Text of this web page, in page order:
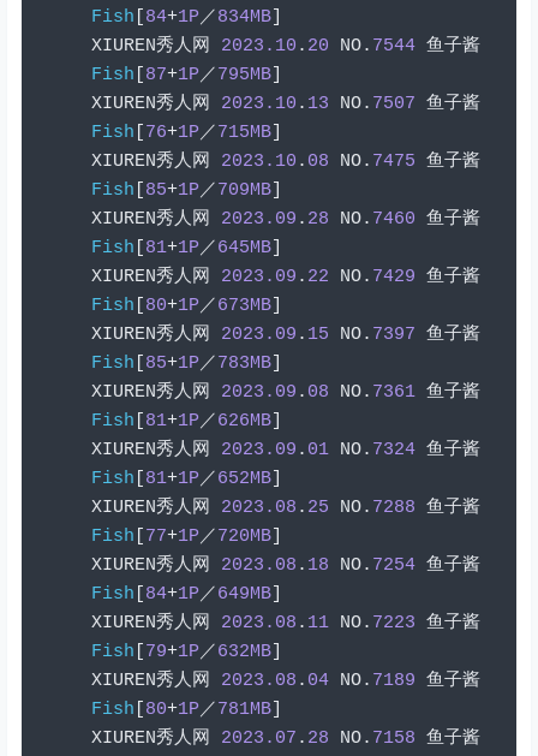
Fish
84+1P／834MB]
XIUREN秀人网 2023.10 . 20 NO. 7544 鱼子酱
Fish
87+1P／795MB]
XIUREN秀人网 2023.10 . 13 NO. 7507 鱼子酱
Fish
76+1P／715MB]
XIUREN秀人网 2023.10 . 08 NO. 7475 鱼子酱
Fish
85+1P／709MB]
XIUREN秀人网 2023.09 . 28 NO. 7460 鱼子酱
Fish
81+1P／645MB]
XIUREN秀人网 2023.09 . 22 NO. 7429 鱼子酱
Fish
80+1P／673MB]
XIUREN秀人网 2023.09 . 15 NO. 7397 鱼子酱
Fish
85+1P／783MB]
XIUREN秀人网 2023.09 . 08 NO. 7361 鱼子酱
Fish
81+1P／626MB]
XIUREN秀人网 2023.09 . 01 NO. 7324 鱼子酱
Fish
81+1P／652MB]
XIUREN秀人网 2023.08 . 25 NO. 7288 鱼子酱
Fish
77+1P／720MB]
XIUREN秀人网 2023.08 . 18 NO. 7254 鱼子酱
Fish
84+1P／649MB]
XIUREN秀人网 2023.08 . 11 NO. 7223 鱼子酱
Fish
79+1P／632MB]
XIUREN秀人网 2023.08 . 04 NO. 7189 鱼子酱
Fish
80+1P／781MB]
XIUREN秀人网 2023.07 . 28 NO. 7158 鱼子酱